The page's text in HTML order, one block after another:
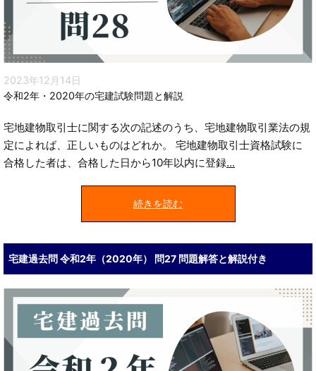
2023年12月14日
令和2年・2020年の宅建試験問題と解説
宅地建物取引士に関する次の記述のうち、宅地建物取引業法の規
定によれば、正しいものはどれか。 宅地建物取引士資格試験に
合格した者は、合格した日から10年以内に登録...
続きを読む
宅建過去問 令和2年（2020年） 問27 問題解答と解説付き